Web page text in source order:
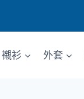
襯衫 外套